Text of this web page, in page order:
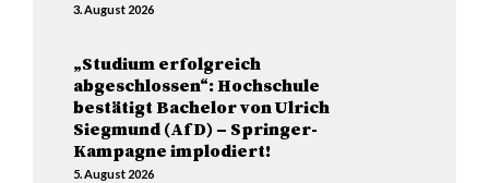
3. August 2026
„Studium erfolgreich
abgeschlossen“: Hochschule
bestätigt Bachelor von Ulrich
Siegmund (AfD) – Springer-
Kampagne implodiert!
5. August 2026